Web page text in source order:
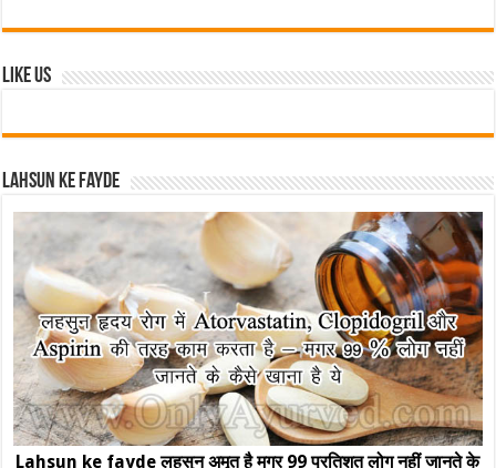
Like Us
Lahsun ke fayde
Lahsun ke fayde लहसुन अमृत है मगर 99 प्रतिशत लोग नहीं जानते के